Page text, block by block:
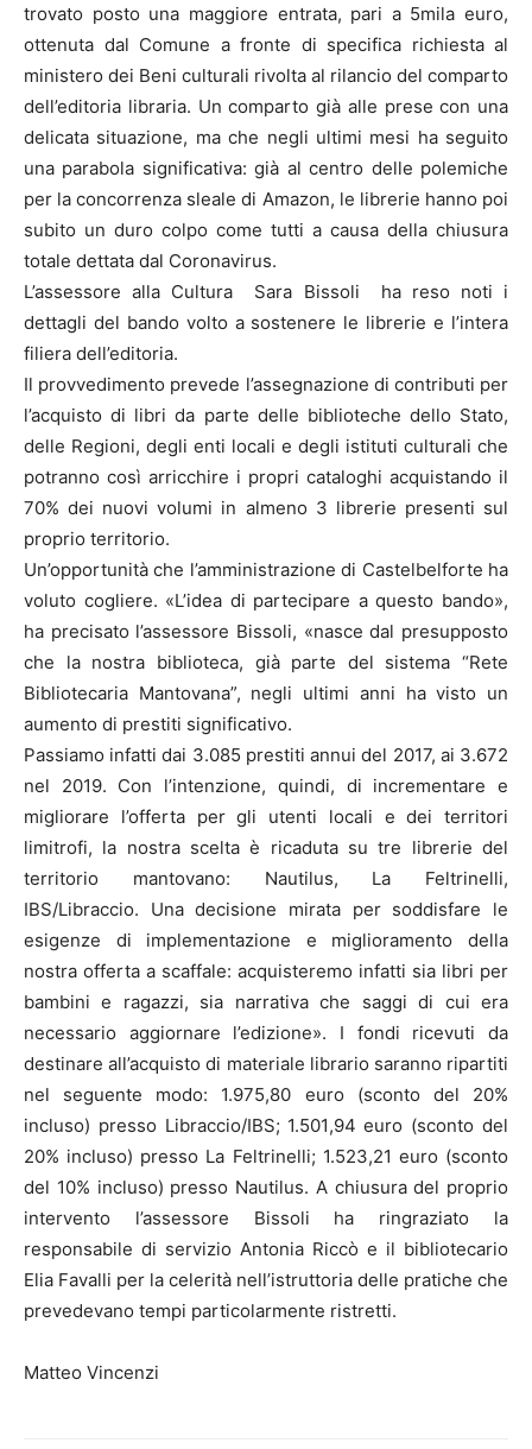
trovato posto una maggiore entrata, pari a 5mila euro,
ottenuta dal Comune a fronte di specifica richiesta al
ministero dei Beni culturali rivolta al rilancio del comparto
dell’editoria libraria. Un comparto già alle prese con una
delicata situazione, ma che negli ultimi mesi ha seguito
una parabola significativa: già al centro delle polemiche
per la concorrenza sleale di Amazon, le librerie hanno poi
subito un duro colpo come tutti a causa della chiusura
totale dettata dal Coronavirus.
L’assessore alla Cultura Sara Bissoli ha reso noti i
dettagli del bando volto a sostenere le librerie e l’intera
filiera dell’editoria.
Il provvedimento prevede l’assegnazione di contributi per
l’acquisto di libri da parte delle biblioteche dello Stato,
delle Regioni, degli enti locali e degli istituti culturali che
potranno così arricchire i propri cataloghi acquistando il
70% dei nuovi volumi in almeno 3 librerie presenti sul
proprio territorio.
Un’opportunità che l’amministrazione di Castelbelforte ha
voluto cogliere. «L’idea di partecipare a questo bando»,
ha precisato l’assessore Bissoli, «nasce dal presupposto
che la nostra biblioteca, già parte del sistema “Rete
Bibliotecaria Mantovana”, negli ultimi anni ha visto un
aumento di prestiti significativo.
Passiamo infatti dai 3.085 prestiti annui del 2017, ai 3.672
nel 2019. Con l’intenzione, quindi, di incrementare e
migliorare l’offerta per gli utenti locali e dei territori
limitrofi, la nostra scelta è ricaduta su tre librerie del
territorio mantovano: Nautilus, La Feltrinelli,
IBS/Libraccio. Una decisione mirata per soddisfare le
esigenze di implementazione e miglioramento della
nostra offerta a scaffale: acquisteremo infatti sia libri per
bambini e ragazzi, sia narrativa che saggi di cui era
necessario aggiornare l’edizione». I fondi ricevuti da
destinare all’acquisto di materiale librario saranno ripartiti
nel seguente modo: 1.975,80 euro (sconto del 20%
incluso) presso Libraccio/IBS; 1.501,94 euro (sconto del
20% incluso) presso La Feltrinelli; 1.523,21 euro (sconto
del 10% incluso) presso Nautilus. A chiusura del proprio
intervento l’assessore Bissoli ha ringraziato la
responsabile di servizio Antonia Riccò e il bibliotecario
Elia Favalli per la celerità nell’istruttoria delle pratiche che
prevedevano tempi particolarmente ristretti.
Matteo Vincenzi